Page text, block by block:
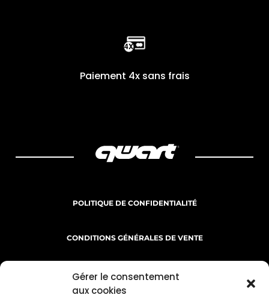
Gérer le consentement
aux cookies
Paiement 4x sans frais
POLITIQUE DE CONFIDENTIALITÉ
CONDITIONS GÉNÉRALES DE VENTE
MENTIONS LÉGALES